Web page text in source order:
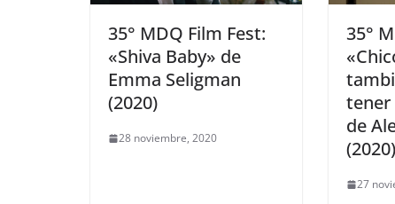
35° MDQ Film Fest:
«Shiva Baby» de
Emma Seligman
(2020)
28 noviembre, 2020
35°
tener
de
(2020)
27